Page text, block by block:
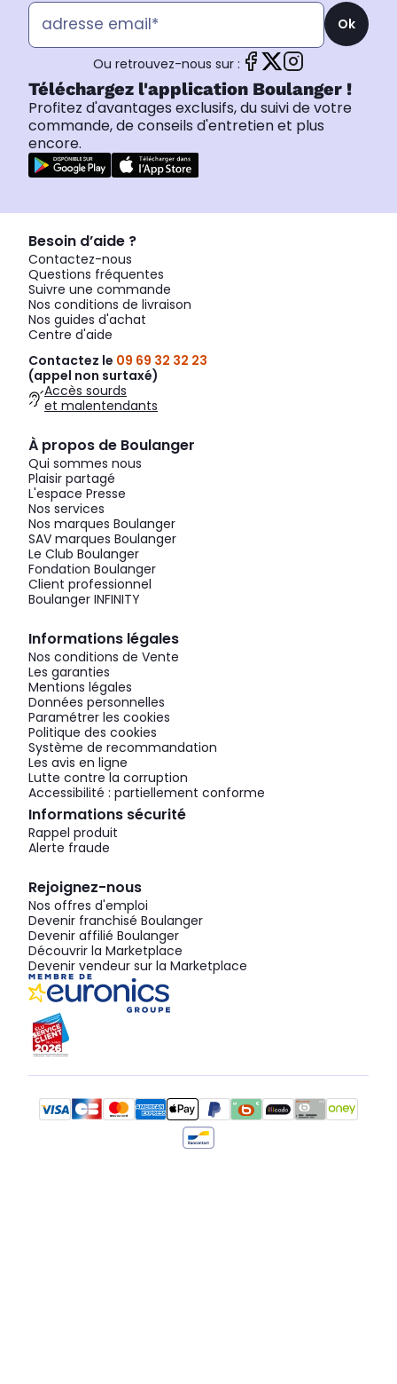
Ok
Ou retrouvez-nous sur :
Téléchargez l'application Boulanger !
Profitez d'avantages exclusifs, du suivi de votre
commande, de conseils d'entretien et plus
encore.
Besoin d’aide ?
Contactez-nous
Questions fréquentes
Suivre une commande
Nos conditions de livraison
Nos guides d'achat
Centre d'aide
Contactez le 09 69 32 32 23
(appel non surtaxé)
Accès sourds
et malentendants
À propos de Boulanger
Qui sommes nous
Plaisir partagé
L'espace Presse
Nos services
Nos marques Boulanger
SAV marques Boulanger
Le Club Boulanger
Fondation Boulanger
Client professionnel
Boulanger INFINITY
Informations légales
Nos conditions de Vente
Les garanties
Mentions légales
Données personnelles
Paramétrer les cookies
Politique des cookies
Système de recommandation
Les avis en ligne
Lutte contre la corruption
Accessibilité : partiellement conforme
Informations sécurité
Rappel produit
Alerte fraude
Rejoignez-nous
Nos offres d'emploi
Devenir franchisé Boulanger
Devenir affilié Boulanger
Découvrir la Marketplace
Devenir vendeur sur la Marketplace